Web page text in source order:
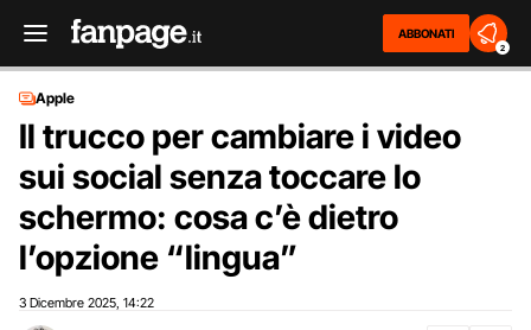
ABBONATI
2
Apple
Il trucco per cambiare i video
sui social senza toccare lo
schermo: cosa c’è dietro
l’opzione “lingua”
3 Dicembre 2025 14:22